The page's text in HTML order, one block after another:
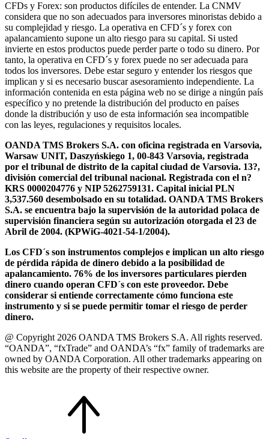
CFDs y Forex: son productos difíciles de entender. La CNMV
considera que no son adecuados para inversores minoristas debido a
su complejidad y riesgo. La operativa en CFD´s y forex con
apalancamiento supone un alto riesgo para su capital. Si usted
invierte en estos productos puede perder parte o todo su dinero. Por
tanto, la operativa en CFD´s y forex puede no ser adecuada para
todos los inversores. Debe estar seguro y entender los riesgos que
implican y si es necesario buscar asesoramiento independiente. La
información contenida en esta página web no se dirige a ningún país
específico y no pretende la distribución del producto en países
donde la distribución y uso de esta información sea incompatible
con las leyes, regulaciones y requisitos locales.
OANDA TMS Brokers S.A. con oficina registrada en Varsovia,
Warsaw UNIT, Daszyńskiego 1, 00-843 Varsovia, registrada
por el tribunal de distrito de la capital ciudad de Varsovia. 13?,
división comercial del tribunal nacional. Registrada con el n?
KRS 0000204776 y NIP 5262759131. Capital inicial PLN
3,537.560 desembolsado en su totalidad. OANDA TMS Brokers
S.A. se encuentra bajo la supervisión de la autoridad polaca de
supervisión financiera según su autorización otorgada el 23 de
Abril de 2004. (KPWiG-4021-54-1/2004).
Los CFD´s son instrumentos complejos e implican un alto riesgo
de pérdida rápida de dinero debido a la posibilidad de
apalancamiento. 76% de los inversores particulares pierden
dinero cuando operan CFD´s con este proveedor. Debe
considerar si entiende correctamente cómo funciona este
instrumento y si se puede permitir tomar el riesgo de perder
dinero.
@ Copyright 2026 OANDA TMS Brokers S.A. All rights reserved.
“OANDA”, “fxTrade” and OANDA’s “fx” family of trademarks are
owned by OANDA Corporation. All other trademarks appearing on
this website are the property of their respective owner.